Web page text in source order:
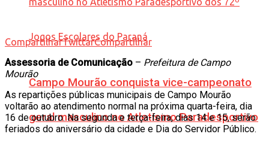
Campo Mourão conquista vice-campeonato
geral masculino no Atletismo Paradesportivo
CompartilharTwittarCompartilhar
Assessoria de Comunicação – Prefeitura de Campo
Mourão
As repartições públicas municipais de Campo Mourão
voltarão ao atendimento normal na próxima quarta-feira, dia
16 de outubro. Na segunda e terça-feira, dias 14 e 15, serão
feriados do aniversário da cidade e Dia do Servidor Público.